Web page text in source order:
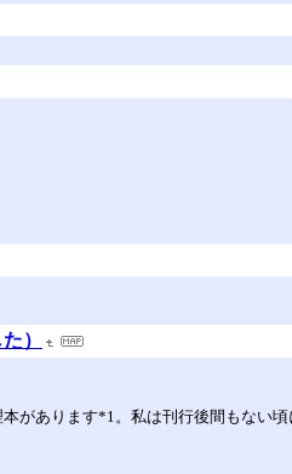
）
があります*1。私は刊行後間もない